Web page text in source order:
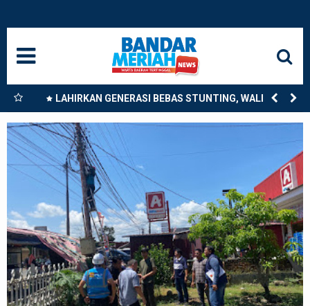
LAHIRKAN GENERASI BEBAS STUNTING, WALI KOTA
TEBING TINGGI DORONG OPTIMALISASI SP3 CATIN
NASIONAL
SUMUT
MEDAN
LANGKAT
BISNIS
EDUKASI
ADVETORIAL